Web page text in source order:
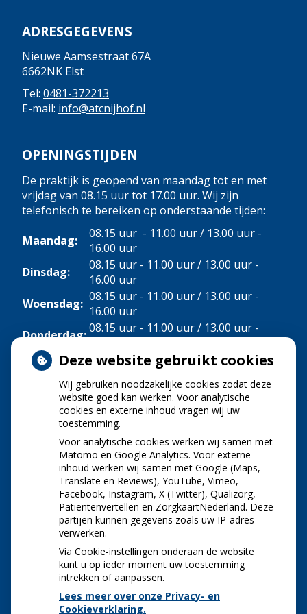
ADRESGEGEVENS
Nieuwe Aamsestraat 67A
6662NK Elst
Tel: 0481-372213
E-mail: info@atcnijhof.nl
OPENINGSTIJDEN
De praktijk is geopend van maandag tot en met
vrijdag van 08.15 uur tot 17.00 uur. Wij zijn
telefonisch te bereiken op onderstaande tijden:
Maandag:
08.15 uur - 11.00 uur / 13.00 uur -
16.00 uur
Dinsdag:
08.15 uur - 11.00 uur / 13.00 uur -
16.00 uur
Woensdag: 08.15 uur - 11.00 uur / 13.00 uur -
16.00 uur
Donderdag:08.15 uur - 11.00 uur / 13.00 uur -
Vrijdag:
08.15 uur - 11.00 uur
NIEUWS
Let op: valse Infomedics-mails over
openstaande rekening
Tanden bleken? Laat het veilig doen!
Gezond tandvlees: de basis voor een gezonde
mond
Naar de tandarts in het buitenland? Wees op je
hoede!
(Mond)zorgkosten gemaakt in 2025? Check of
die aftrekbaar zijn
Deze website gebruikt cookies
Wij gebruiken noodzakelijke cookies zodat deze
website goed kan werken. Voor analytische
cookies en externe inhoud vragen wij uw
toestemming.
Voor analytische cookies werken wij samen met
Matomo en Google Analytics. Voor externe
inhoud werken wij samen met Google (Maps,
Translate en Reviews), YouTube, Vimeo,
Facebook, Instagram, X (Twitter), Qualizorg,
Patiëntenvertellen en ZorgkaartNederland. Deze
partijen kunnen gegevens zoals uw IP-adres
verwerken.
Via Cookie-instellingen onderaan de website
kunt u op ieder moment uw toestemming
intrekken of aanpassen.
Lees meer over onze Privacy- en
Cookieverklaring.